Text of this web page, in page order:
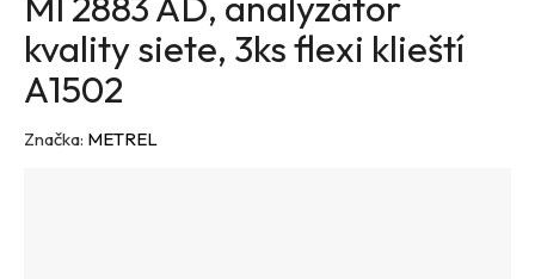
kvality siete, 3ks flexi klieští
A1502
Značka: METREL